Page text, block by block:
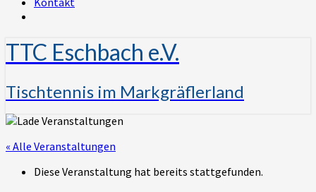
TTC Eschbach e.V.
Tischtennis im Markgräflerland
« Alle Veranstaltungen
Diese Veranstaltung hat bereits stattgefunden.